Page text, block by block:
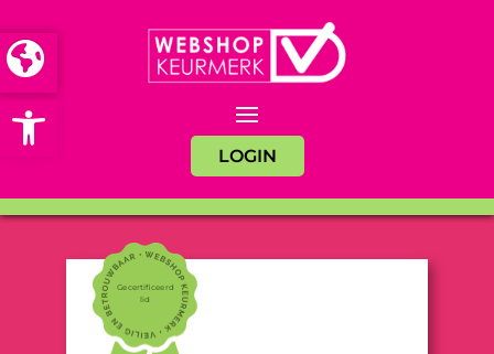
Open toolbar
LOGIN
Gecertificeerd
lid